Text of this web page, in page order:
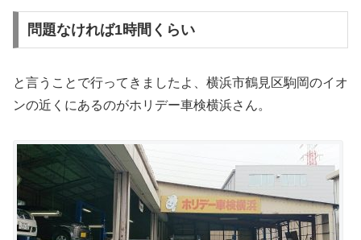
問題なければ1時間くらい
と言うことで行ってきましたよ、横浜市鶴見区駒岡のイオ
ンの近くにあるのがホリデー車検横浜さん。